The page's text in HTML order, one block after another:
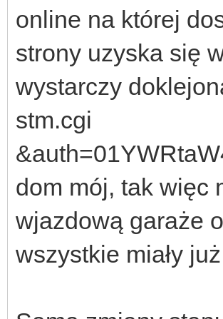
online na której
strony uzyska się
wystarczy
stm.cgi
dom mój, tak więc
wjazdową garaże
wszystkie miały